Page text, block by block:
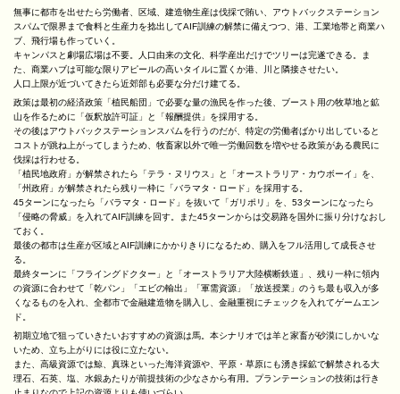
無事に都市を出せたら労働者、区域、建造物生産は伐採で賄い、アウトバックステーション
スパムで限界まで食料と生産力を捻出してAIF訓練の解禁に備えつつ、港、工業地帯と商業ハ
ブ、飛行場も作っていく。
キャンパスと劇場広場は不要。人口由来の文化、科学産出だけでツリーは完遂できる。ま
た、商業ハブは可能な限りアピールの高いタイルに置くか港、川と隣接させたい。
人口上限が近づいてきたら近郊部も必要な分だけ建てる。
政策は最初の経済政策「植民船団」で必要な量の漁民を作った後、ブースト用の牧草地と鉱
山を作るために「仮釈放許可証」と「報酬提供」を採用する。
その後はアウトバックステーションスパムを行うのだが、特定の労働者ばかり出していると
コストが跳ね上がってしまうため、牧畜家以外で唯一労働回数を増やせる政策がある農民に
伐採は行わせる。
「植民地政府」が解禁されたら「テラ・ヌリウス」と「オーストラリア・カウボーイ」を、
「州政府」が解禁されたら残り一枠に「バラマタ・ロード」を採用する。
45ターンになったら「バラマタ・ロード」を抜いて「ガリポリ」を、53ターンになったら
「侵略の脅威」を入れてAIF訓練を回す。また45ターンからは交易路を国外に振り分けなおし
ておく。
最後の都市は生産が区域とAIF訓練にかかりきりになるため、購入をフル活用して成長させ
る。
最終ターンに「フライングドクター」と「オーストラリア大陸横断鉄道」、残り一枠に領内
の資源に合わせて「乾パン」「エビの輸出」「軍需資源」「放送授業」のうち最も収入が多
くなるものを入れ、全都市で金融建造物を購入し、金融重視にチェックを入れてゲームエン
ド。
初期立地で狙っていきたいおすすめの資源は馬。本シナリオでは羊と家畜が砂漠にしかいな
いため、立ち上がりには役に立たない。
また、高級資源では鯨、真珠といった海洋資源や、平原・草原にも湧き採鉱で解禁される大
理石、石英、塩、水銀あたりが前提技術の少なさから有用。プランテーションの技術は行き